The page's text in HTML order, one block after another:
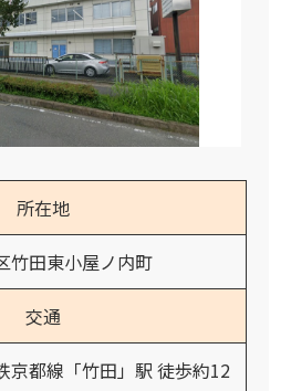
所在地
竹田東小屋ノ内町
交通
京都線「竹田」駅 徒歩約12